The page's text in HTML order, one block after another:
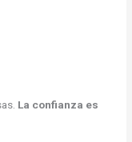
La confianza es